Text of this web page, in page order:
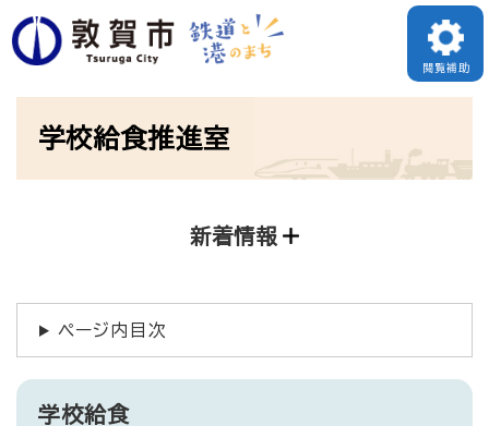
ペ
ー
閲覧補助
学校給食推進室
新着情報
ページ内目次
学校給食